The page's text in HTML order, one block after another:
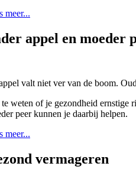
meer...
appel en moeder
valt niet ver van de boom.
weten of je gezondheid ernstige
peer kunnen je daarbij helpen.
meer...
vermageren